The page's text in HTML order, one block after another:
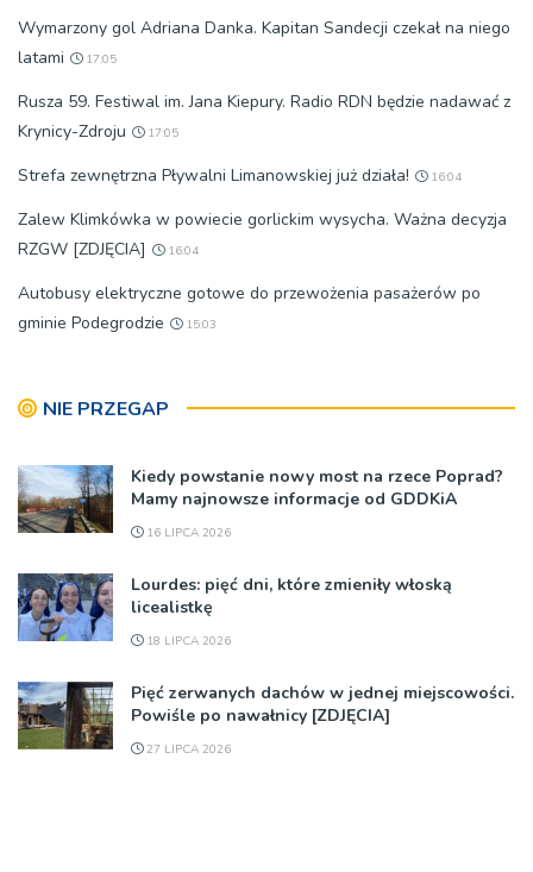
Wymarzony gol Adriana Danka. Kapitan Sandecji czekał na niego
latami
17:05
Rusza 59. Festiwal im. Jana Kiepury. Radio RDN będzie nadawać z
Krynicy-Zdroju
17:05
Strefa zewnętrzna Pływalni Limanowskiej już działa! 16:04
Zalew Klimkówka w powiecie gorlickim wysycha. Ważna decyzja
RZGW [ZDJĘCIA]
16:04
Autobusy elektryczne gotowe do przewożenia pasażerów po
gminie Podegrodzie
15:03
NIE PRZEGAP
Kiedy powstanie nowy most na rzece Poprad?
Mamy najnowsze informacje od GDDKiA
16 LIPCA 2026
Lourdes: pięć dni, które zmieniły włoską
licealistkę
18 LIPCA 2026
Pięć zerwanych dachów w jednej miejscowości.
Powiśle po nawałnicy [ZDJĘCIA]
27 LIPCA 2026